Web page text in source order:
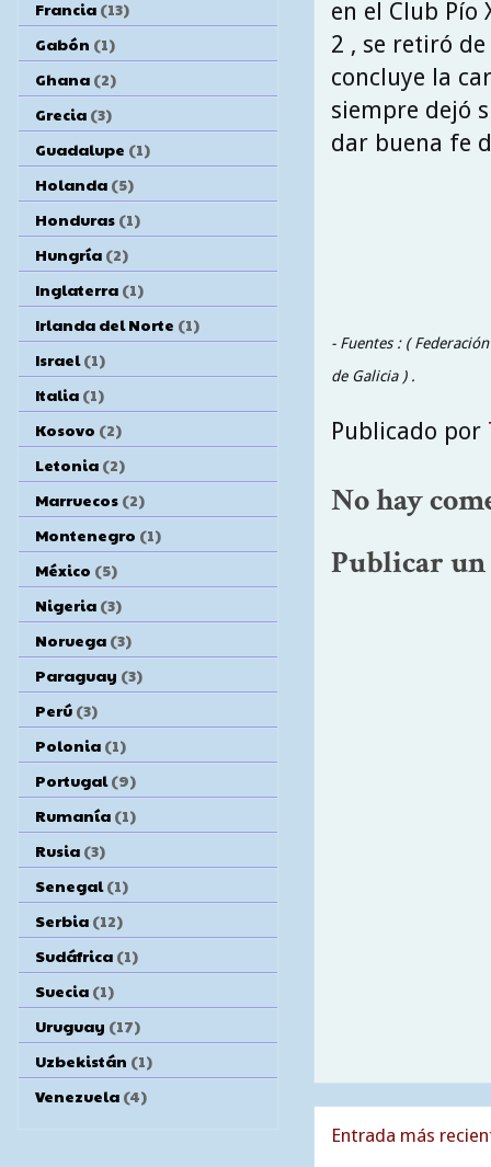
en el Club Pío
2 , se retiró
concluye la
siempre dejó
dar buena fe
- Fuentes : (
de Galicia ) .
Publicado por
No hay
Publicar
Entrada más
Francia (13)
Gabón (1)
Ghana (2)
Grecia (3)
Guadalupe (1)
Holanda (5)
Honduras (1)
Hungría (2)
Inglaterra (1)
Irlanda del Norte (1)
Israel (1)
Italia (1)
Kosovo (2)
Letonia (2)
Marruecos (2)
Montenegro (1)
México (5)
Nigeria (3)
Noruega (3)
Paraguay (3)
Perú (3)
Polonia (1)
Portugal (9)
Rumanía (1)
Rusia (3)
Senegal (1)
Serbia (12)
Sudáfrica (1)
Suecia (1)
Uruguay (17)
Uzbekistán (1)
Venezuela (4)